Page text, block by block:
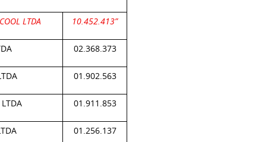
LTDA 10.452.413”
02.368.373
01.902.563
01.911.853
01.256.137